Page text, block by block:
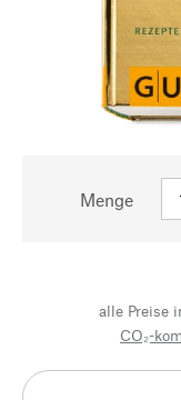
Menge
alle Preise
CO₂-